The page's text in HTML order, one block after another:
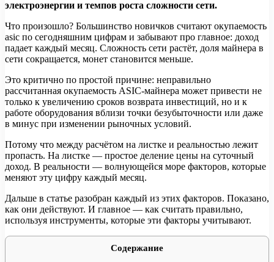
электроэнергии и темпов роста сложности сети.
Что произошло? Большинство новичков считают окупаемость
asic по сегодняшним цифрам и забывают про главное: доход
падает каждый месяц. Сложность сети растёт, доля майнера в
сети сокращается, монет становится меньше.
Это критично по простой причине: неправильно
рассчитанная окупаемость ASIC-майнера может привести не
только к увеличению сроков возврата инвестиций, но и к
работе оборудования вблизи точки безубыточности или даже
в минус при изменении рыночных условий.
Потому что между расчётом на листке и реальностью лежит
пропасть. На листке — простое деление цены на суточный
доход. В реальности — волнующейся море факторов, которые
меняют эту цифру каждый месяц.
Дальше в статье разобран каждый из этих факторов. Показано,
как они действуют. И главное — как считать правильно,
используя инструменты, которые эти факторы учитывают.
Содержание